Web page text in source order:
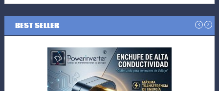
BEST SELLER